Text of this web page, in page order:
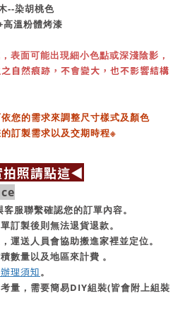
--染胡桃色
溫粉體烤漆
表面可能出現細小色點或深淺陰影，
自然痕跡，不會變大，也不影響結構
您的需求來調整尺寸樣式及顏色
訂製需求以及交期時程※
拍照請點這◀
服聯繫確認您的訂單內容。
訂製後則無法退貨退款。
運送人員會協助搬進家裡並定位。
數量以及地區來計費 。
理須知。
量，需要簡易DIY組裝(皆會附上組裝